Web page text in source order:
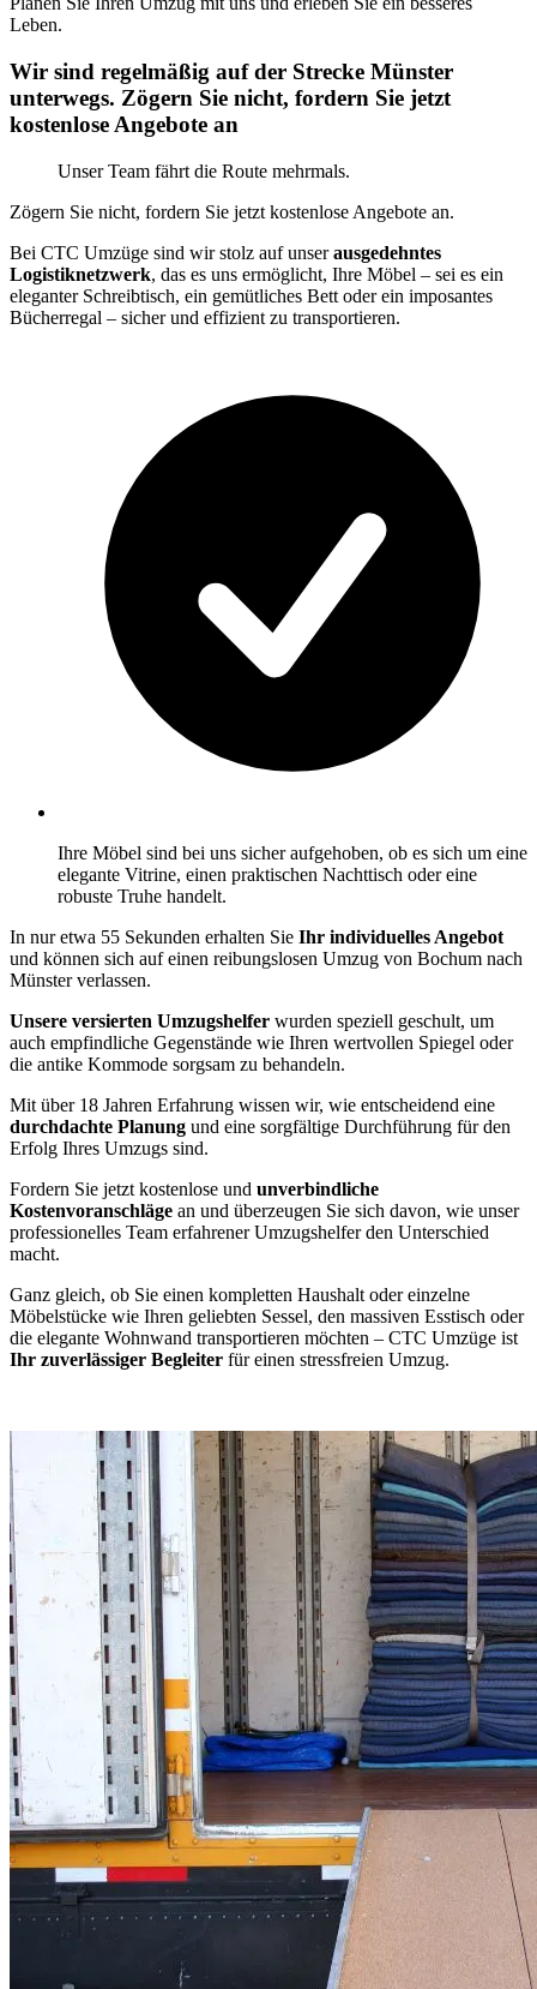
Leben.
Wir sind regelmäßig auf der Strecke Münster
unterwegs. Zögern Sie nicht, fordern Sie jetzt
kostenlose Angebote an
Unser Team fährt die Route mehrmals.
Zögern Sie nicht, fordern Sie jetzt kostenlose Angebote an.
Bei CTC Umzüge sind wir stolz auf unserausgedehntes
Logistiknetzwerk, das es uns ermöglicht, Ihre Möbel – sei es ein
eleganter Schreibtisch, ein gemütliches Bett oder ein imposantes
Bücherregal – sicher und effizient zu transportieren.
Ihre Möbel sind bei uns sicher aufgehoben, ob es sich um eine
elegante Vitrine, einen praktischen Nachttisch oder eine
robuste Truhe handelt.
In nur etwa 55 Sekunden erhalten Sie Ihr individuelles Angebot
und können sich auf einen reibungslosen Umzug von Bochum nach
Münster verlassen.
Unsere versierten Umzugshelfer wurden speziell geschult, um
auch empfindliche Gegenstände wie Ihren wertvollen Spiegel oder
die antike Kommode sorgsam zu behandeln.
Mit über 18 Jahren Erfahrung wissen wir, wie entscheidend eine
durchdachte Planung und eine sorgfältige Durchführung für den
Erfolg Ihres Umzugs sind.
Fordern Sie jetzt kostenlose und unverbindliche
Kostenvoranschläge an und überzeugen Sie sich davon, wie unser
professionelles Team erfahrener Umzugshelfer den Unterschied
macht.
Ganz gleich, ob Sie einen kompletten Haushalt oder einzelne
Möbelstücke wie Ihren geliebten Sessel, den massiven Esstisch oder
die elegante Wohnwand transportieren möchten – CTC Umzüge ist
Ihr zuverlässiger Begleiter für einen stressfreien Umzug.